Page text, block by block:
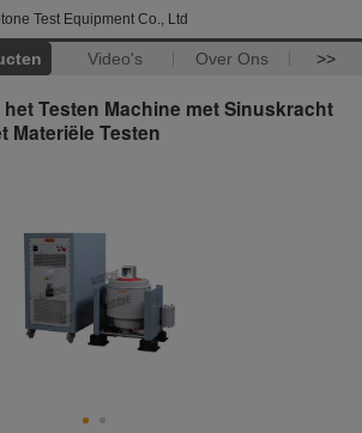
Test Equipment Co., Ltd
Video's Over Ons >>
Testen Machine met Sinuskracht
Materiële Testen